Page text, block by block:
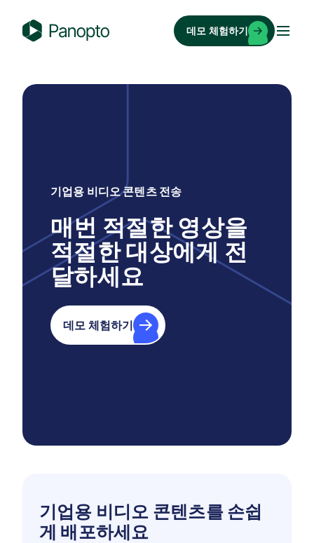
n
o
데모 체험하기
기업용 비디오 콘텐츠 전송
매번 적절한 영상을
적절한 대상에게 전
달하세요
데모 체험하기
기업용 비디오 콘텐츠를 손쉽
게 배포하세요